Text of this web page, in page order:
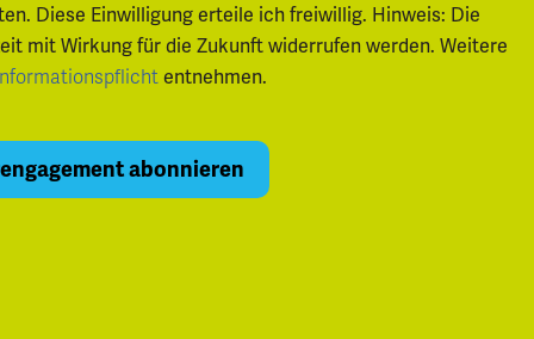
Diese Einwilligung erteile ich freiwillig. Hinweis: Die
mit Wirkung für die Zukunft widerrufen werden. Weitere
entnehmen.